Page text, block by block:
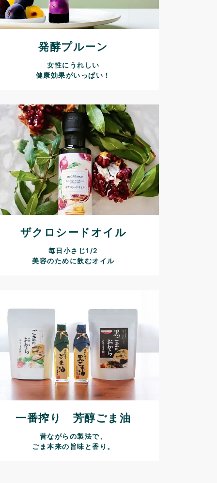
発酵プルーン
女性にうれしい
健康効果がいっぱい！
ザクロシードオイル
毎日小さじ1/2
美容のために飲むオイル
一番搾り 芳醇ごま油
昔ながらの製法で、
ごま本来の旨味と香り。